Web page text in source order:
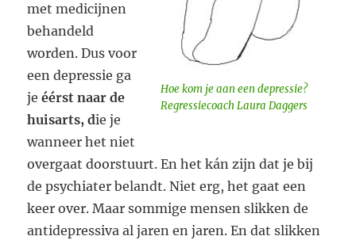
Hoe kom je aan een depressie?
Regressiecoach Laura Daggers
met medicijnen
behandeld
worden. Dus voor
een depressie ga
jeéérst naar de
huisarts, die je
wanneer het niet
overgaat doorstuurt. En het kán zijn dat je bij
de psychiater belandt. Niet erg, het gaat een
keer over. Maar sommige mensen slikken de
antidepressiva al jaren en jaren. En dat slikken